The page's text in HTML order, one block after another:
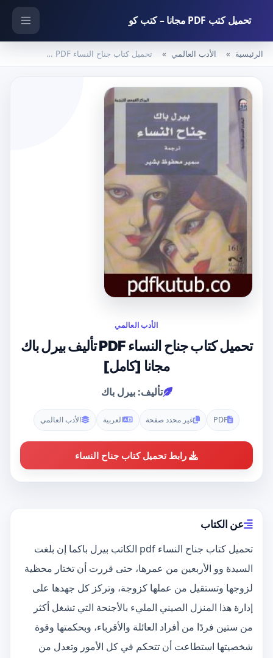
تحميل كتب PDF مجانا – كتب كو
الرئيسية الأدب العالمي تحميل كتاب جناح النساء PDF تأليف بيرل باك مجانا [كامل]
الأدب العالمي
تحميل كتاب جناح النساء PDF تأليف بيرل باك
مجانا [كامل]
تأليف: بيرل باك
PDF غير محدد صفحة العربية الأدب العالمي
رابط تحميل كتاب جناح النساء
عن الكتاب
تحميل كتاب جناح النساء pdf الكاتب بيرل باكما إن بلغت
السيدة وو الأربعين من عمرها، حتى قررت أن تختار محظية
لزوجها وتستقيل من عملها كزوجة، وتركز كل جهدها على
إدارة هذا المنزل الصيني المليء بالأجنحة التي تشغل أكثر
من ستين فردًا من أفراد العائلة والأقرباء، وبحكمتها وقوة
شخصيتها استطاعت أن تتحكم في كل الأمور وتعدل من